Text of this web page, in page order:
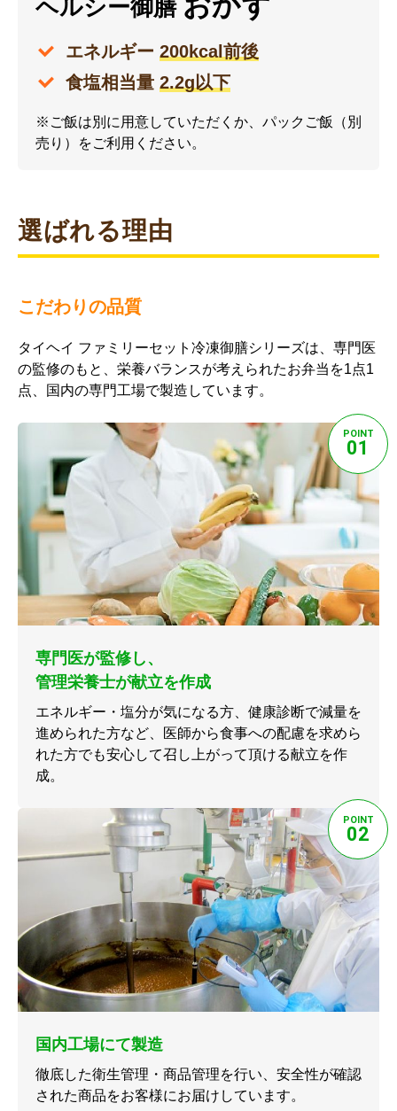
ヘルシー御膳
エネルギー 200kcal前後
食塩相当量 2.2g以下
※ご飯は別に用意していただくか、パックご飯（別
売り）をご利用ください。
選ばれる理由
こだわりの品質
タイヘイ ファミリーセット冷凍御膳シリーズは、専門医
の監修のもと、栄養バランスが考えられたお弁当を1点1
点、国内の専門工場で製造しています。
POINT
01
専門医が監修し、
管理栄養士が献立を作成
エネルギー・塩分が気になる方、健康診断で減量を
進められた方など、医師から食事への配慮を求めら
れた方でも安心して召し上がって頂ける献立を作
成。
POINT
02
国内工場にて製造
徹底した衛生管理・商品管理を行い、安全性が確認
された商品をお客様にお届けしています。